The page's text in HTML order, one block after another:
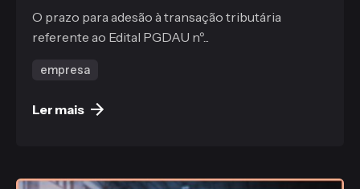
O prazo para adesão à transação tributária
referente ao Edital PGDAU nº...
empresa
Ler mais